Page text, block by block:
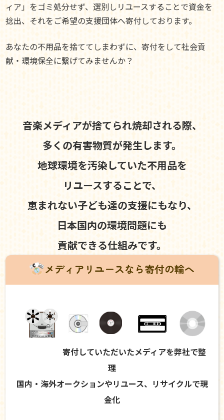
ィア」をゴミ処分せず、選別しリユースすることで資金を
捻出、それをご希望の支援団体へ寄付しております。
あなたの不用品を捨ててしまわずに、寄付をして社会貢
献・環境保全に繋げてみませんか？
音楽メディアが捨てられ焼却される際、
多くの有害物質が発生します。
地球環境を汚染していた不用品を
リユースすることで、
恵まれない子ども達の支援にもなり、
日本国内の環境問題にも
貢献できる仕組みです。
メディアリユースなら寄付の輪へ
寄付していただいたメディアを弊社で整
理
国内・海外オークションやリユース、リサイクルで現
金化